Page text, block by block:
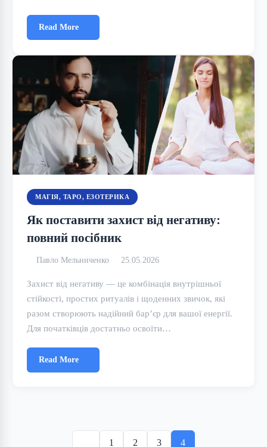
Read More
МАГІЯ, ТАРО, ЕЗОТЕРИКА
Як поставити захист від негативу:
повний посібник
Павло Мельниченко 25.05.2026
Захист від негативу — це комбінація внутрішньої
стійкості, простих ритуалів і щоденних звичок, які
разом створюють надійний бар’єр для вашої енергії.
Для початківців достатньо освоїти…
Read More
pagination
1 2 3 4